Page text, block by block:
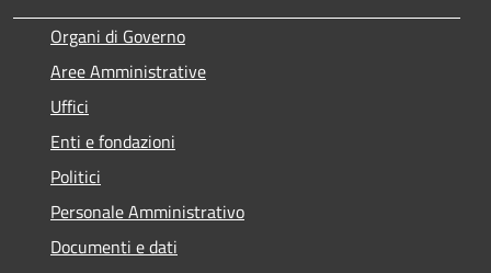
Organi di Governo
Aree Amministrative
Uffici
Enti e fondazioni
Politici
Personale Amministrativo
Documenti e dati